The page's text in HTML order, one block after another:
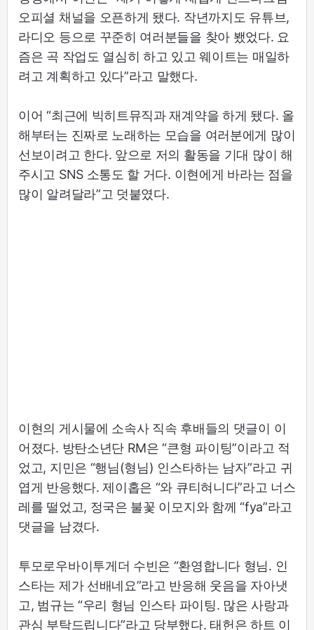
오피셜 채널을 오픈하게 됐다. 작년까지도 유튜브,
라디오 등으로 꾸준히 여러분들을 찾아 뵀었다. 요
즘은 곡 작업도 열심히 하고 있고 웨이트는 매일하
려고 계획하고 있다”라고 말했다.
이어 “최근에 빅히트뮤직과 재계약을 하게 됐다. 올
해부터는 진짜로 노래하는 모습을 여러분에게 많이
선보이려고 한다. 앞으로 저의 활동을 기대 많이 해
주시고 SNS 소통도 할 거다. 이현에게 바라는 점을
많이 알려달라”고 덧붙였다.
이현의 게시물에 소속사 직속 후배들의 댓글이 이
어졌다. 방탄소년단 RM은 “큰형 파이팅”이라고 적
었고, 지민은 “행님(형님) 인스타하는 남자”라고 귀
엽게 반응했다. 제이홉은 “와 큐티혀니다”라고 너스
레를 떨었고, 정국은 불꽃 이모지와 함께 “fya”라고
댓글을 남겼다.
투모로우바이투게더 수빈은 “환영합니다 형님. 인
스타는 제가 선배네요”라고 반응해 웃음을 자아냇
고, 범규는 “우리 형님 인스타 파이팅. 많은 사랑과
관심 부탁드립니다”라고 당부했다. 태헌은 하트 이